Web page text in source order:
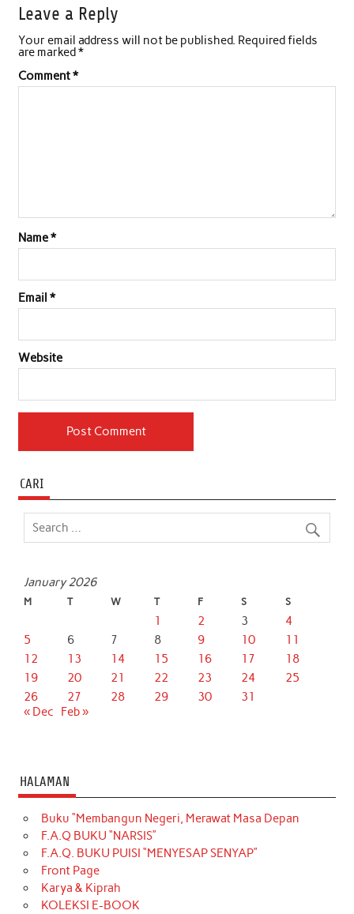
e
b
o
t
e
r
t
s
p
e
I
l
e
Leave a Reply
Your email address will not be published. Required fields
are marked*
Comment*
Name*
Email *
Website
CARI
January 2026
M T W T F S S
1 2 3
4
5
6 7 8 9 10
11
12
13 14 15 16 17
18
19
20 21 22 23 24
25
26
27 28 29 30
31
« Dec
Feb »
HALAMAN
Buku “Membangun Negeri, Merawat Masa Depan
F.A.Q BUKU “NARSIS”
F.A.Q. BUKU PUISI “MENYESAP SENYAP”
Front Page
Karya & Kiprah
KOLEKSI E-BOOK